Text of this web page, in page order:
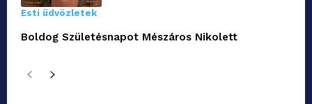
Esti üdvözletek
Boldog Születésnapot Mészáros Nikolett